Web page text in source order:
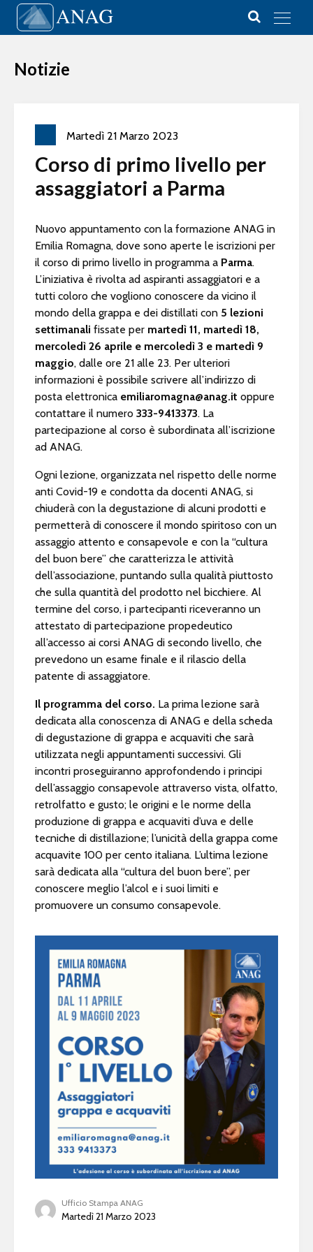
Vai al contenuto
Main Navigation
Notizie
Martedì 21 Marzo 2023
Corso di primo livello per
assaggiatori a Parma
Nuovo appuntamento con la formazione ANAG in
Emilia Romagna, dove sono aperte le iscrizioni per
il corso di primo livello in programma a Parma.
L’iniziativa è rivolta ad aspiranti assaggiatori e a
tutti coloro che vogliono conoscere da vicino il
mondo della grappa e dei distillati con 5 lezioni
settimanali fissate per martedì 11, martedì 18,
mercoledì 26 aprile e mercoledì 3 e martedì 9
maggio, dalle ore 21 alle 23. Per ulteriori
informazioni è possibile scrivere all’indirizzo di
posta elettronica emiliaromagna@anag.it oppure
contattare il numero 333-9413373. La
partecipazione al corso è subordinata all’iscrizione
ad ANAG.
Ogni lezione, organizzata nel rispetto delle norme
anti Covid-19 e condotta da docenti ANAG, si
chiuderà con la degustazione di alcuni prodotti e
permetterà di conoscere il mondo spiritoso con un
assaggio attento e consapevole e con la “cultura
del buon bere” che caratterizza le attività
dell’associazione, puntando sulla qualità piuttosto
che sulla quantità del prodotto nel bicchiere. Al
termine del corso, i partecipanti riceveranno un
attestato di partecipazione propedeutico
all’accesso ai corsi ANAG di secondo livello, che
prevedono un esame finale e il rilascio della
patente di assaggiatore.
Il programma del corso. La prima lezione sarà
dedicata alla conoscenza di ANAG e della scheda
di degustazione di grappa e acquaviti che sarà
utilizzata negli appuntamenti successivi. Gli
incontri proseguiranno approfondendo i principi
dell’assaggio consapevole attraverso vista, olfatto,
retrolfatto e gusto; le origini e le norme della
produzione di grappa e acquaviti d’uva e delle
tecniche di distillazione; l’unicità della grappa come
acquavite 100 per cento italiana. L’ultima lezione
sarà dedicata alla “cultura del buon bere”, per
conoscere meglio l’alcol e i suoi limiti e
promuovere un consumo consapevole.
Ufficio Stampa ANAG
Martedì 21 Marzo 2023